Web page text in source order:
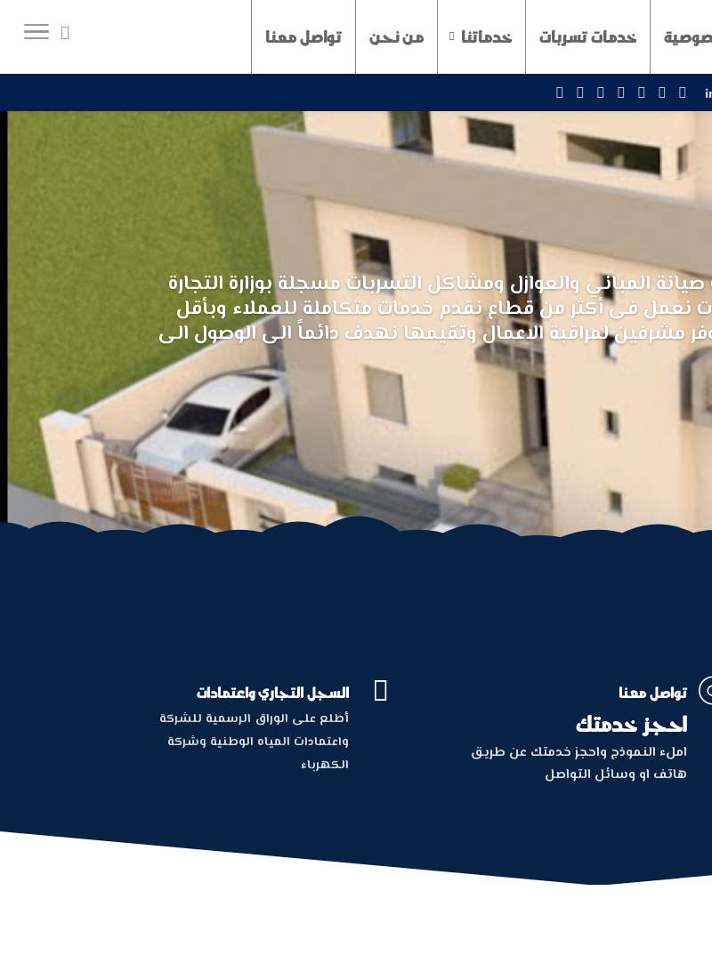
خدمات تسربات خدماتنا من نحن تواصل معنا
المباني والعوازل ومشاكل التسربات مسجلة بوزارة التجارة
نعمل فى أكثر من قطاع نقدم خدمات متكاملة للعملاء وبأقل
مشرفين لمراقبة الاعمال وتقيمها نهدف دائماً الى الوصول الى
تواصل معنا
احجز خدمتك
املء النموذج واحجز خدمتك عن طريق
هاتف او وسائل التواصل
 السجل التجاري واعتمادات
أطلع على الوراق الرسمية للشركة
واعتمادات المياه الوطنية وشركة
الكهرباء